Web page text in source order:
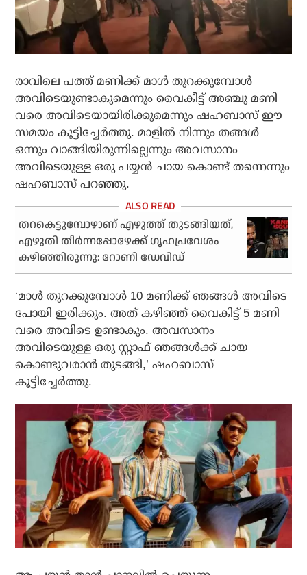
രാവിലെ പത്ത് മണിക്ക് മാൾ തുറക്കുമ്പോൾ
അവിടെയുണ്ടാകുമെന്നും വൈകീട്ട് അഞ്ചു മണി
വരെ അവിടെയായിരിക്കുമെന്നും ഷഹബാസ് ഈ
സമയം കൂട്ടിച്ചേർത്തു. മാളിൽ നിന്നും തങ്ങൾ
ഒന്നും വാങ്ങിയിരുന്നില്ലെന്നും അവസാനം
അവിടെയുള്ള ഒരു പയ്യൻ ചായ കൊണ്ട് തന്നെന്നും
ഷഹബാസ് പറഞ്ഞു.
തറകെട്ടുമ്പോഴാണ് എഴുത്ത് തുടങ്ങിയത്,
എഴുതി തീർന്നപ്പോഴേക്ക് ഗൃഹപ്രവേശം
കഴിഞ്ഞിരുന്നു: റോണി ഡേവിഡ്
‘മാൾ തുറക്കുമ്പോൾ 10 മണിക്ക് ഞങ്ങൾ അവിടെ
പോയി ഇരിക്കും. അത് കഴിഞ്ഞ് വൈകിട്ട് 5 മണി
വരെ അവിടെ ഉണ്ടാകും. അവസാനം
അവിടെയുള്ള ഒരു സ്റ്റാഫ് ഞങ്ങൾക്ക് ചായ
കൊണ്ടുവരാൻ തുടങ്ങി,’ ഷഹബാസ്
കൂട്ടിച്ചേർത്തു.